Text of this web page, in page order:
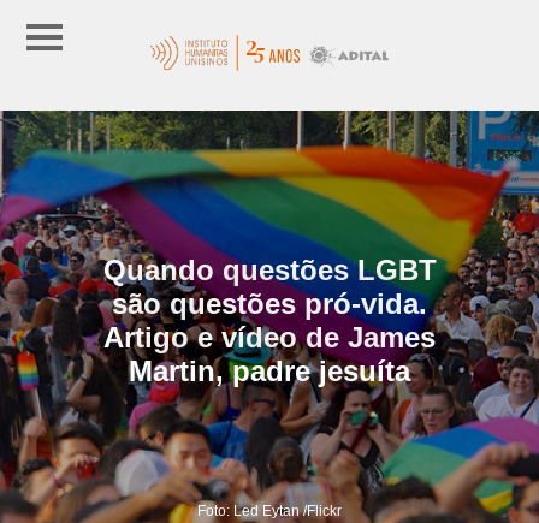
Quando questões LGBT
são questões pró-vida.
Artigo e vídeo de James
Martin, padre jesuíta
Foto: Led Eytan /Flickr